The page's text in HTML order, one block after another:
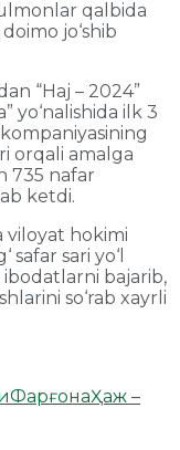
qalbida
jo‘shib
“Haj – 2024”
yo‘nalishida ilk 3
orqali amalga
735 nafar
ketdi.
viloyat hokimi
sari yo‘l
bajarib,
so‘rab xayrli
ФарғонаҲаж –